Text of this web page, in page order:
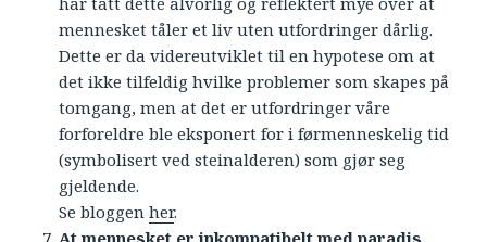
mennesket tåler et liv uten utfordringer dårlig.
Dette er da videreutviklet til en hypotese om at
det ikke tilfeldig hvilke problemer som skapes på
tomgang, men at det er utfordringer våre
forforeldre ble eksponert for i førmenneskelig tid
(symbolisert ved steinalderen) som gjør seg
gjeldende.
Se bloggenher.